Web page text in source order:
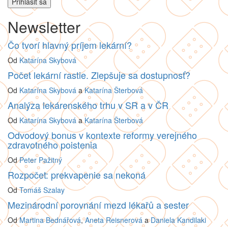
Newsletter
Čo tvorí hlavný príjem lekární?
Od Katarína Skybová
Počet lekární rastie. Zlepšuje sa dostupnosť?
Od Katarína Skybová aKatarína Šterbová
Analýza lekárenského trhu v SR a v ČR
Od Katarína SkybováaKatarína Šterbová
Odvodový bonus v kontexte reformy verejného
zdravotného poistenia
OdPeter Pažitný
Rozpočet: prekvapenie sa nekoná
OdTomáš Szalay
Mezinárodní porovnání mezd lékařů a sester
OdMartina Bednářová,Aneta Reisnerová aDaniela Kandilaki